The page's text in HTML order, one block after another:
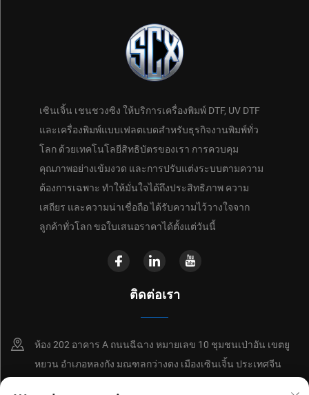
เซินเจิ้น เชนชวงซิง ให้บริการเครื่องพิมพ์ DTF, UV DTF
และเครื่องพิมพ์แบบเฟลตเบดสำหรับธุรกิจงานพิมพ์ทั่ว
โลก ด้วยเทคโนโลยีสิทธิบัตรของเรา การควบคุม
คุณภาพอย่างเข้มงวด และการปรับแต่งระบบตามความ
ต้องการเฉพาะ ทำให้มั่นใจได้ถึงประสิทธิภาพ ความ
เสถียร และความน่าเชื่อถือ ได้รับความไว้วางใจจาก
ลูกค้าทั่วโลก ขอใบเสนอราคาได้ตั้งแต่วันนี้
ติดต่อเรา
ห้อง 202 อาคาร A ถนนฉีฉาง หมายเลข 10 ชุมชนเป่าอัน เขตยู
หยวน อำเภอหลงกัง มณฑลกว่างตง เมืองเซินเจิ้น ประเทศจีน